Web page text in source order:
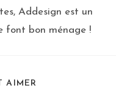
Addesign est un
font bon ménage !
AIMER